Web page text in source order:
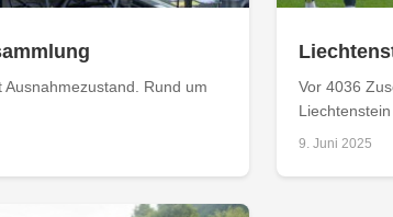
Rund um
Vor 4036
9. Juni 2025